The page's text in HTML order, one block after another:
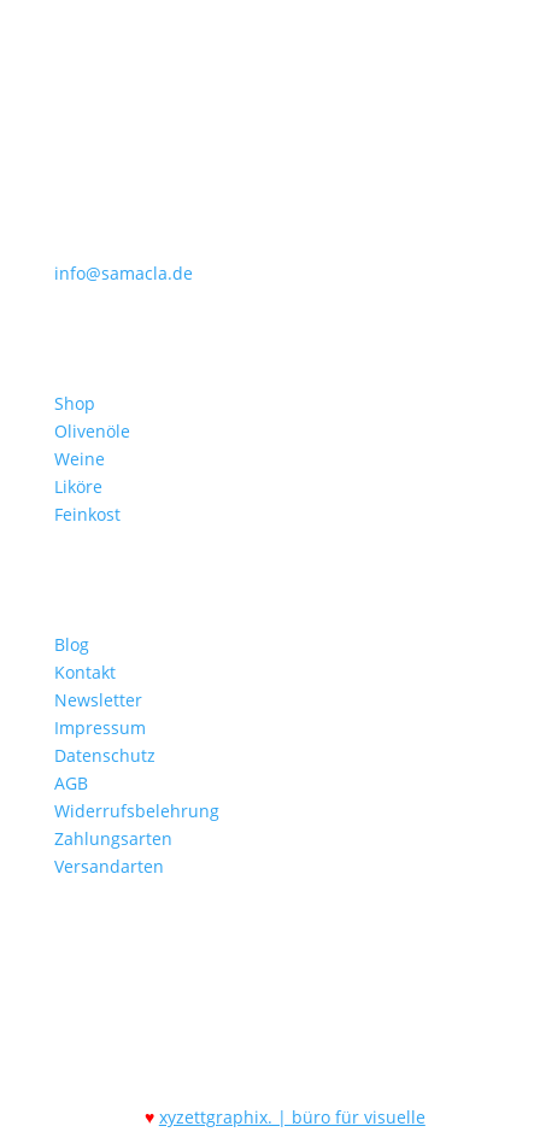
info@samacla.de
Shop
Olivenöle
Weine
Liköre
Feinkost
Blog
Kontakt
Newsletter
Impressum
Datenschutz
AGB
Widerrufsbelehrung
Zahlungsarten
Versandarten
♥ xyzettgraphix. | büro für visuelle